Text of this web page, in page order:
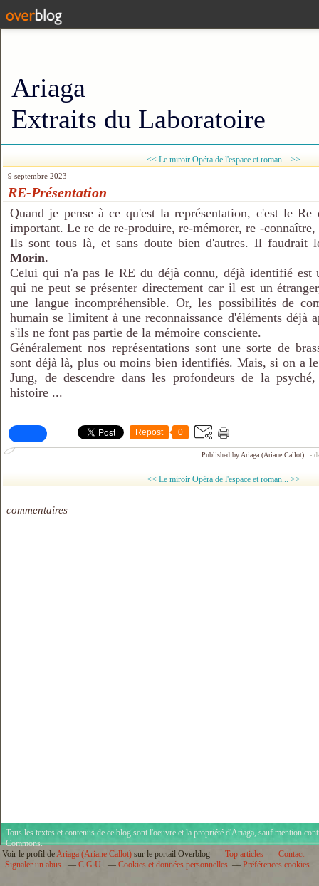
Ariaga
Extraits du Laboratoire
<< Le miroir Opéra de l'espace et roman... >>
9 septembre 2023
RE-Présentation
Quand je pense à ce qu'est la représentation, c'est le
important. Le re de re-produire, re-mémorer, re -
Ils sont tous là, et sans doute bien d'autres. Il faudrait
Morin.
Celui qui n'a pas le RE du déjà connu, déjà identifié est
qui ne peut se présenter directement car il est un
une langue incompréhensible. Or, les possibilités de
humain se limitent à une reconnaissance d'éléments déjà
s'ils ne font pas partie de la mémoire consciente.
Généralement nos représentations sont une sorte de
sont déjà là, plus ou moins bien identifiés. Mais, si on a
Jung, de descendre dans les profondeurs de la
histoire ...
Repost 0
Published by Ariaga (Ariane Callot) -
<< Le miroir Opéra de l'espace et roman... >>
commentaires
Tous les textes et contenus de ce blog sont l'oeuvre et la propriété d'Ariaga, sauf mention
Commons.
Voir le profil deAriaga (Ariane Callot) sur le portail Overblog Top articles
Contact
Signaler un abus
C.G.U. Cookies et données personnelles Préférences cookies